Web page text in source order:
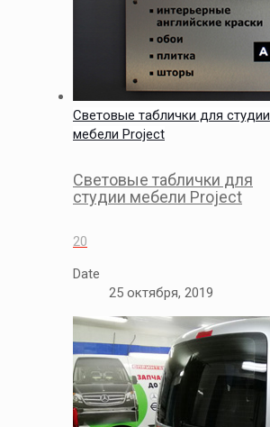
Световые таблички для студии
мебели Project
Световые таблички для
студии мебели Project
20
Date
25 октября, 2019